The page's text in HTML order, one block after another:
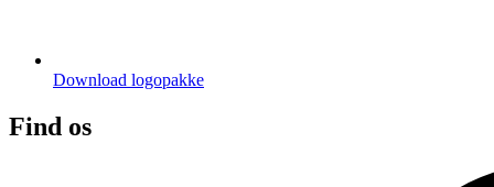
Download logopakke
Find os